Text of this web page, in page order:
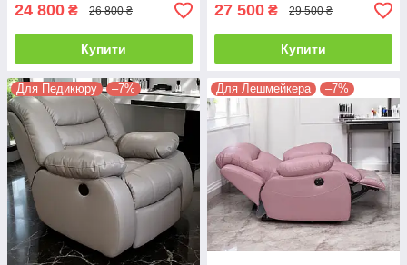
24 800 ₴ 26 800 ₴
Купити
27 500 ₴ 29 500 ₴
Купити
Для Педикюру –7% Для Лешмейкера –7%